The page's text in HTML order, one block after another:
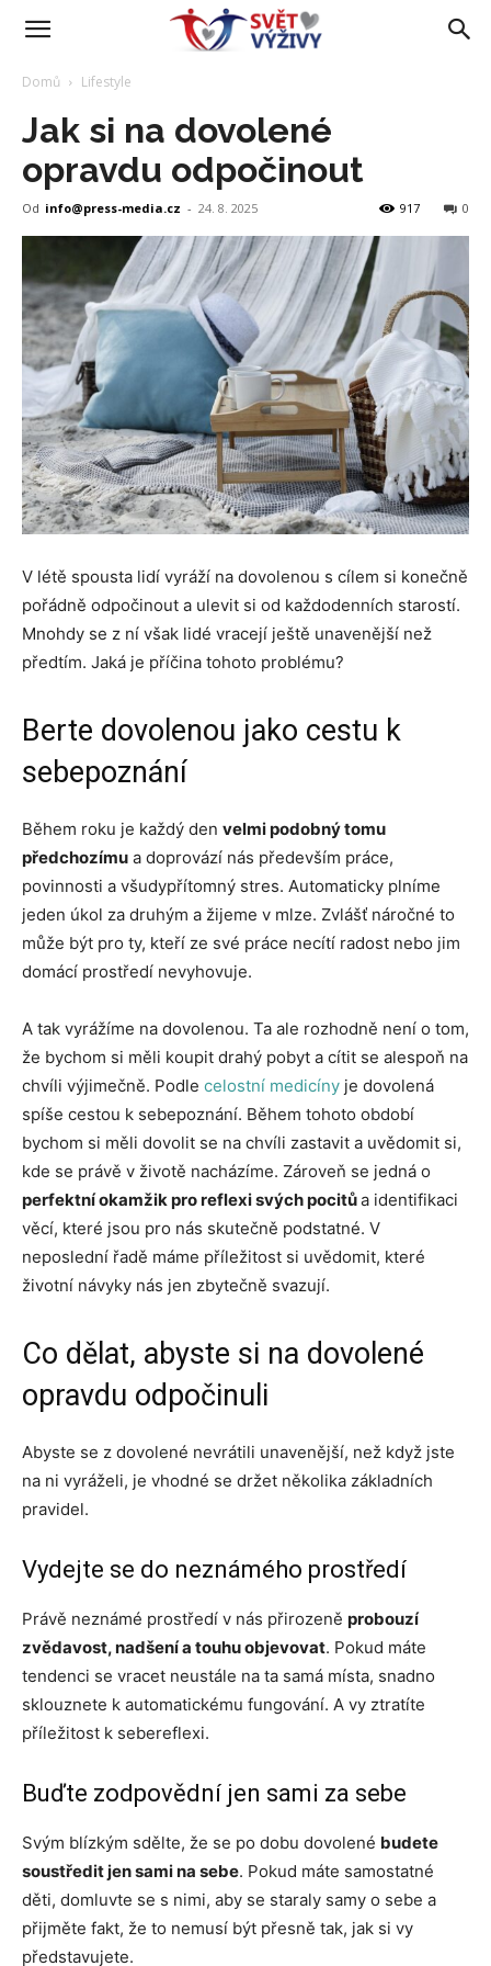
Domů Lifestyle
Jak si na dovolené
opravdu odpočinout
Od info@press-media.cz - 24. 8. 2025 0
917
V létě spousta lidí vyráží na dovolenou s cílem si konečně
pořádně odpočinout a ulevit si od každodenních starostí.
Mnohdy se z ní však lidé vracejí ještě unavenější než
předtím. Jaká je příčina tohoto problému?
Berte dovolenou jako cestu k
sebepoznání
Během roku je každý den velmi podobný tomu
předchozímu a doprovází nás především práce,
povinnosti a všudypřítomný stres. Automaticky plníme
jeden úkol za druhým a žijeme v mlze. Zvlášť náročné to
může být pro ty, kteří ze své práce necítí radost nebo jim
domácí prostředí nevyhovuje.
A tak vyrážíme na dovolenou. Ta ale rozhodně není o tom,
že bychom si měli koupit drahý pobyt a cítit se alespoň na
chvíli výjimečně. Podle celostní medicíny je dovolená
spíše cestou k sebepoznání. Během tohoto období
bychom si měli dovolit se na chvíli zastavit a uvědomit si,
kde se právě v životě nacházíme. Zároveň se jedná o
perfektní okamžik pro reflexi svých pocitůa identifikaci
věcí, které jsou pro nás skutečně podstatné. V
neposlední řadě máme příležitost si uvědomit, které
životní návyky nás jen zbytečně svazují.
Co dělat, abyste si na dovolené
opravdu odpočinuli
Abyste se z dovolené nevrátili unavenější, než když jste
na ni vyráželi, je vhodné se držet několika základních
pravidel.
Vydejte se do neznámého prostředí
Právě neznámé prostředí v nás přirozeně probouzí
zvědavost, nadšení a touhu objevovat. Pokud máte
tendenci se vracet neustále na ta samá místa, snadno
sklouznete k automatickému fungování. A vy ztratíte
příležitost k sebereflexi.
Buďte zodpovědní jen sami za sebe
Svým blízkým sdělte, že se po dobu dovolené budete
soustředit jen sami na sebe. Pokud máte samostatné
děti, domluvte se s nimi, aby se staraly samy o sebe a
přijměte fakt, že to nemusí být přesně tak, jak si vy
představujete.